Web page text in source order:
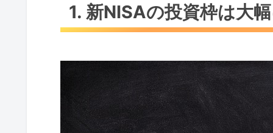
1. 新NISAの投資枠は大